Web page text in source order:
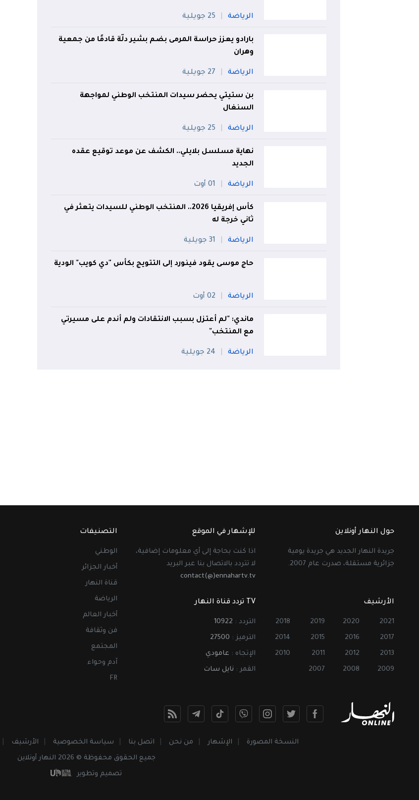
الرياضة 25 جويلية
بارادو يعزز حراسة المرمى بضم بشير دلّة قادمًا من جمعية
وهران
الرياضة 27 جويلية
بن ستيتي يحضر سيدات المنتخب الوطني لمواجهة
السنغال
الرياضة 25 جويلية
نهاية مسلسل بلايلي.. الكشف عن موعد توقيع عقده
الجديد
الرياضة 01 أوت
كأس إفريقيا 2026.. المنتخب الوطني للسيدات يتعثر في
ثاني خرجة له
الرياضة 31 جويلية
حاج موسى يقود فينورد إلى التتويج بكأس "دي كويب" الودية
الرياضة 02 أوت
ماندي: "لم أعتزل بسبب الانتقادات ولم أندم على مسيرتي
مع المنتخب"
الرياضة 24 جويلية
حول النهار أونلاين
جريدة النهار الجديد هي جريدة يومية
جزائرية مستقلة، صدرت عام 2007.
للإشهار في الموقع
اذا كنت بحاجة إلى أي معلومات إضافية،
لا تتردد بالاتصال بنا عبر البريد
contact(@)ennahartv.tv
الأرشيف
2021
2020
2019
2018
2017
2016
2015
2014
2013
2012
2011
2010
2009
2008
2007
TV تردد قناة النهار
التردد : 10922
الترميز : 27500
الإتجاه : عامودي
القمر : نايل سات
التصنيفات
الوطني
أخبار الجزائر
قناة النهار
الرياضة
أخبار العالم
فن وثقافة
المجتمع
آدم وحواء
FR
النسخة المصورة الإشهار من نحن اتصل بنا سياسة الخصوصية الأرشيف
جميع الحقوق محفوظة © 2026 النهار أونلاين
تصميم وتطوير